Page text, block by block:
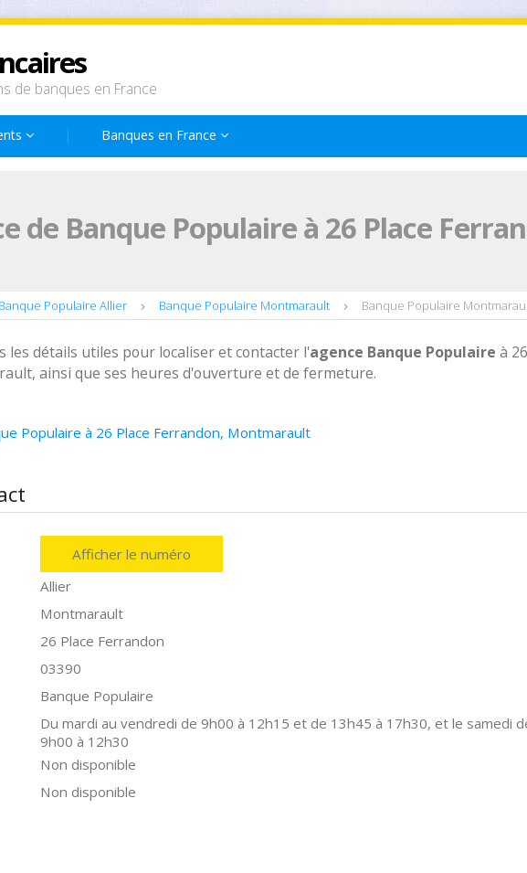
de banques en France
Banques en France
de Banque Populaire à 26 Place
Banque Populaire Allier Banque Populaire Montmarault Banque Populaire
les détails utiles pour localiser et contacter l'agence Banque Populaire à 26
ainsi que ses heures d'ouverture et de fermeture.
Populaire à 26 Place Ferrandon, Montmarault
Afficher le numéro
Allier
Montmarault
26 Place Ferrandon
03390
Banque Populaire
Du mardi au vendredi de 9h00 à 12h15 et de 13h45 à 17h30, et le samedi
9h00 à 12h30
Non disponible
Non disponible